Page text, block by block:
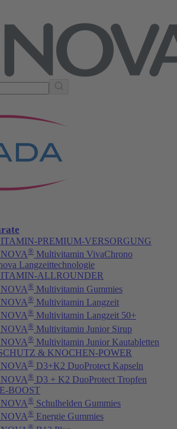
PREMIUM-VERSORGUNG
® Multivitamin VivaChrono
Langzeittechnologie
ALLROUNDER
® Multivitamin Gummies
® Multivitamin Langzeit
® Multivitamin Langzeit 50+
® Multivitamin Junior Sirup
® Multivitamin Junior Kautabletten
& KNOCHEN-POWER
® D3+K2 DuoProtect Kapseln
® D3 + K2 DuoProtect Tropfen
BOOST
® Schulhelden Gummies
® Energie Gummies
®